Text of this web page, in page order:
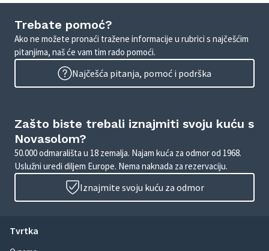
Trebate pomoć?
Ako ne možete pronaći tražene informacije u rubrici s najčešćim
pitanjima, naš će vam tim rado pomoći.
Najčešća pitanja, pomoć i podrška
Zašto biste trebali iznajmiti svoju kuću s
Novasolom?
50.000 odmarališta u 18 zemalja. Najam kuća za odmor od 1968.
Uslužni uredi diljem Europe. Nema naknada za rezervaciju.
Iznajmite svoju kuću za odmor
Tvrtka